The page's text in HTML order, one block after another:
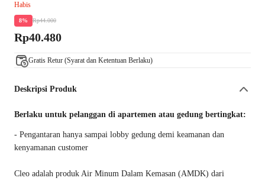
Habis
8% Rp44.000
Rp40.480
Gratis Retur (Syarat dan Ketentuan Berlaku)
Deskripsi Produk
Berlaku untuk pelanggan di apartemen atau gedung bertingkat:
- Pengantaran hanya sampai lobby gedung demi keamanan dan
kenyamanan customer
Cleo adalah produk Air Minum Dalam Kemasan (AMDK) dari